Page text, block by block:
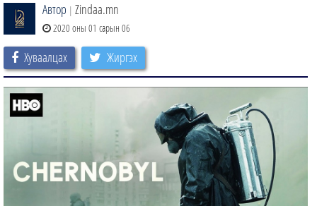
Автор | Zindaa.mn
2020 оны 01 сарын 06
Хуваалцах Жиргэх